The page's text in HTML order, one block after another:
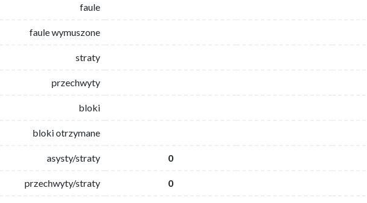
faule
faule wymuszone
straty
przechwyty
bloki
bloki otrzymane
asysty/straty 0
przechwyty/straty 0